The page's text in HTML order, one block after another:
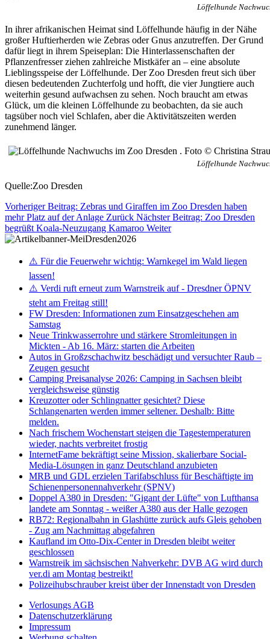
Löffelhunde
In ihrer afrikanischen Heimat sind Löffelhunde häufig in der Nähe
großer Huftierherden wie Zebras oder Gnus anzutreffen. Der Grund
dafür liegt in ihrem Speiseplan: Die Hinterlassenschaften der
Pflanzenfresser ziehen zahlreiche Mistkäfer an – eine absolute
Lieblingsspeise der Löffelhunde. Der Zoo Dresden freut sich über
diesen bedeutenden Zuchterfolg und hofft, die vier Jungtiere auch
weiterhin gesund aufwachsen zu sehen. Noch braucht am etwas
Glück, um die kleinen Löffelhunde zu beobachten, da sie auch
tagsüber noch viel Schlafen, aber die Aktivitätszeiten werden
zunehmend länger.
Löffelhunde
Quelle:Zoo Dresden
Vorheriger Beitrag: Zebras und Giraffen im Zoo Dresden haben
mehr Platz auf der Anlage Zurück Nächster Beitrag: Zoo Dresden
begrüßt Koala-Neuzugang Kamaroo Weiter
⚠️ Für die Feuerwehr wichtig: Warnkegel im Wald liegen
lassen!
⚠️ Verdi ruft erneut zum Warnstreik auf - Dresdner ÖPNV
steht am Freitag still!
FW Dresden: Informationen zum Einsatzgeschehen am
Samstag
Neue Trinkwasserrohre und stärkere Stromleitungen in
Mickten - Ab 16. März: starten die Arbeiten
Autos in Großzschachwitz beschädigt und versuchter Raub –
Zeugen gesucht
Camping Preisanalyse 2026: Camping in Sachsen bleibt
vergleichsweise günstig
Kreuzotter oder Schlingnatter gesichtet? Diese
Schlangenarten werden immer seltener. Deshalb: Bitte
melden.
Nach frischem Wochenstart steigen die Tagestemperaturen
wieder, nachts verbreitet frostig
InternetFame bekräftigt seine Mission, skalierbare Social-
Media-Lösungen in ganz Deutschland anzubieten
MRB und GDL erzielen Tarifabschluss für Beschäftigte im
Schienenpersonennahverkehr (SPNV)
Doppel A380 in Dresden: "Gigant der Lüfte" von Lufthansa
landete am Sonntag - weißer A380 aus der Halle gezogen
RB72: Regionalbahn in Glashütte zurück aufs Gleis gehoben
- Zug am Nachmittag abgefahren
Kaufland im Otto-Dix-Center in Dresden bleibt weiter
geschlossen
Warnstreik im sächsischen Nahverkehr: DVB AG wird durch
ver.di am Montag bestreikt!
Polizeihubschrauber kreist über der Innenstadt von Dresden
Verlosungs AGB
Datenschutzerklärung
Impressum